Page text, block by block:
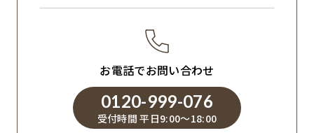
お電話でお問い合わせ
0120-999-076
受付時間 平日9:00～18:00